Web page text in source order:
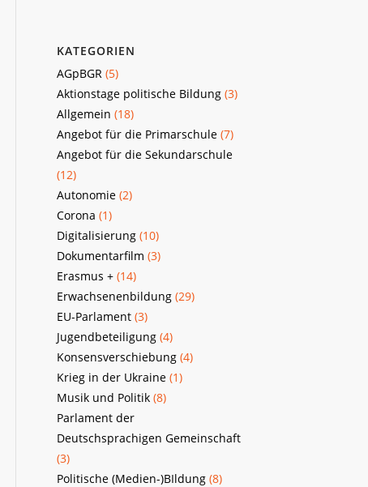
KATEGORIEN
AGpBGR(5)
Aktionstage politische Bildung(3)
Allgemein (18)
Angebot für die Primarschule(7)
Angebot für die Sekundarschule
(12)
Autonomie(2)
Corona (1)
Digitalisierung(10)
Dokumentarfilm (3)
Erasmus +(14)
Erwachsenenbildung(29)
EU-Parlament(3)
Jugendbeteiligung(4)
Konsensverschiebung(4)
Krieg in der Ukraine(1)
Musik und Politik(8)
Parlament der
Deutschsprachigen Gemeinschaft
(3)
Politische (Medien-)BIldung(8)